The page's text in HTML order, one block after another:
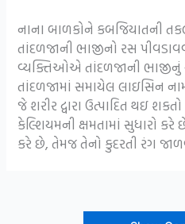
નાના બાળકોને કબજિયાતની
તાંદળજાની ભાજીનો રસ
વ્યક્તિઓએ તાંદળજાની ભાજીનું
તાંદળજામાં સમાયેલ લાઇસિન
જે શરીર દ્વારા ઉત્પાદિત થઇ
કેલ્શિયમની ક્ષમતામાં સુધારો
કરે છે, તેમજ તેનો કુદરતી રંગ